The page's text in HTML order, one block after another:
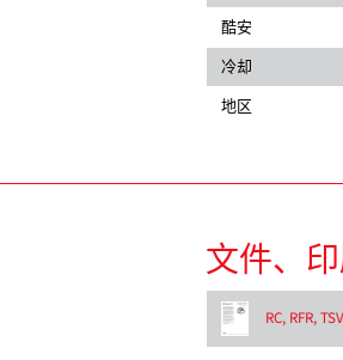
酷安
冷却
地区
文件、
RC, RFR,